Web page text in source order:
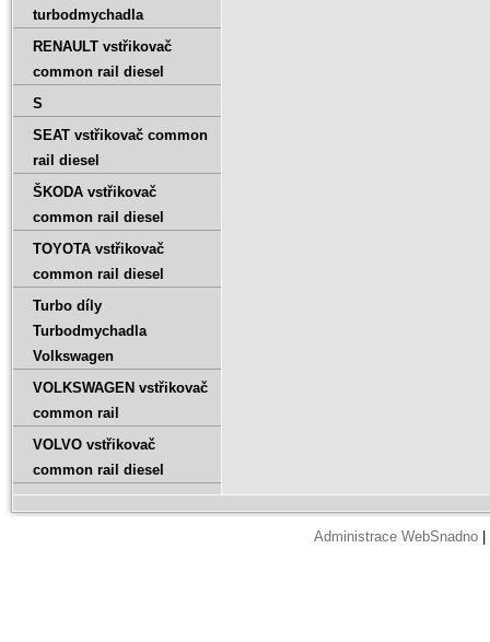
turbodmychadla
RENAULT vstřikovač
common rail diesel
S
SEAT vstřikovač common
rail diesel
ŠKODA vstřikovač
common rail diesel
TOYOTA vstřikovač
common rail diesel
Turbo díly
Turbodmychadla
Volkswagen
VOLKSWAGEN vstřikovač
common rail
VOLVO vstřikovač
common rail diesel
Administrace WebSnadno|